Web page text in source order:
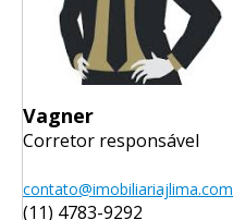
Vagner
Corretor responsável
contato@imobiliariajlima.com
(11) 4783-9292